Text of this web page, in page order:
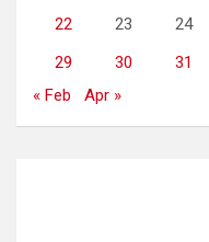
22
23 24
29
30
31
« Feb
Apr »